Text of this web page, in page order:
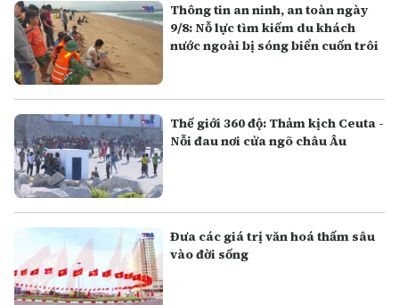
Thông tin an ninh, an toàn ngày
9/8: Nỗ lực tìm kiếm du khách
nước ngoài bị sóng biển cuốn trôi
Thế giới 360 độ: Thảm kịch Ceuta -
Nỗi đau nơi cửa ngõ châu Âu
Đưa các giá trị văn hoá thấm sâu
vào đời sống